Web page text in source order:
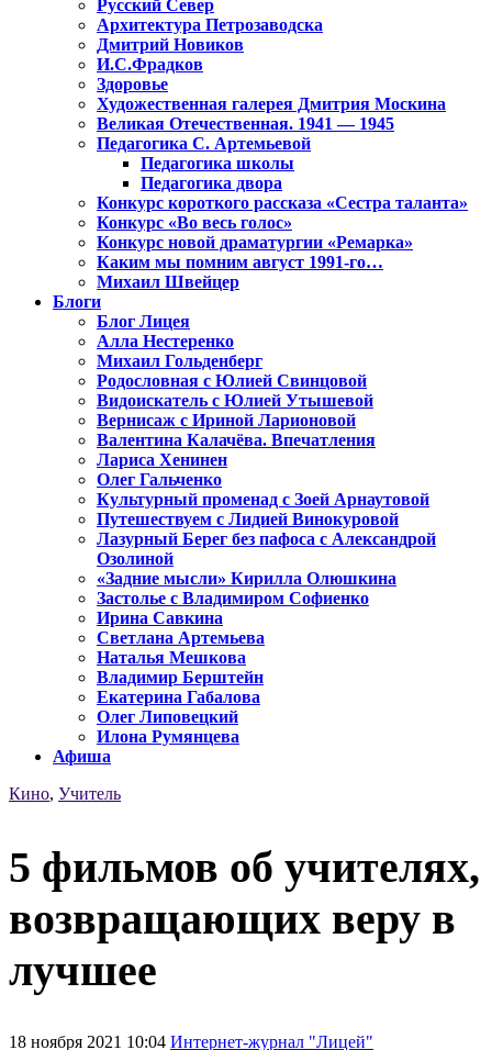
Русский Север
Архитектура Петрозаводска
Дмитрий Новиков
И.С.Фрадков
Здоровье
Художественная галерея Дмитрия Москина
Великая Отечественная. 1941 — 1945
Педагогика С. Артемьевой
Педагогика школы
Педагогика двора
Конкурс короткого рассказа «Сестра таланта»
Конкурс «Во весь голос»
Конкурс новой драматургии «Ремарка»
Каким мы помним август 1991-го…
Михаил Швейцер
Блоги
Блог Лицея
Алла Нестеренко
Михаил Гольденберг
Родословная с Юлией Свинцовой
Видоискатель с Юлией Утышевой
Вернисаж с Ириной Ларионовой
Валентина Калачёва. Впечатления
Лариса Хенинен
Олег Гальченко
Культурный променад с Зоей Арнаутовой
Путешествуем с Лидией Винокуровой
Лазурный Берег без пафоса с Александрой
Озолиной
«Задние мысли» Кирилла Олюшкина
Застолье с Владимиром Софиенко
Ирина Савкина
Светлана Артемьева
Наталья Мешкова
Владимир Берштейн
Екатерина Габалова
Олег Липовецкий
Илона Румянцева
Афиша
Кино, Учитель
5 фильмов об учителях,
возвращающих веру в
лучшее
18 ноября 2021 10:04 Интернет-журнал "Лицей"